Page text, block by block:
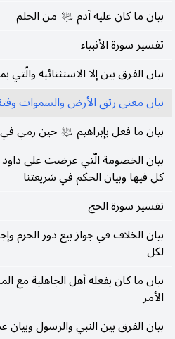
بيان ما كان عليه آدم عليه‌السلام من الحلم
تفسير سورة الأنبياء
بيان الفرق بين إلا الاستثنائية والّتي
بيان معنى رتق الأرض والسموات
بيان ما فعل بإبراهيم عليه‌السلام حين رمي في
بيان الخصومة الّتي عرضت على
كل فيها وبيان الحكم في شريعتنا
تفسير سورة الحج
بيان الخلاف في جواز بيع دور الحرم
لكل
بيان ما كان يفعله أهل الجاهلية مع
الأمر
بيان الفرق بين النبي والرسول وبيان
(أَوَلَمْ يَرَ الَّذِينَ كَفَرُوا
رَتْقاً فَفَتَقْناهُما وَجَعَلْنا مِنَ
(٣٠)
(أَوَلَمْ يَرَ الَّذِينَ كَفَرُوا)أو
بغير واو.(أَنَّ السَّماواتِ
أو مرتوقتين ، وهو الضم
وحقيقة متحدة.(فَفَتَقْناهُما)
كانت السموات واحدة
حتى صارت أفلاكا ،